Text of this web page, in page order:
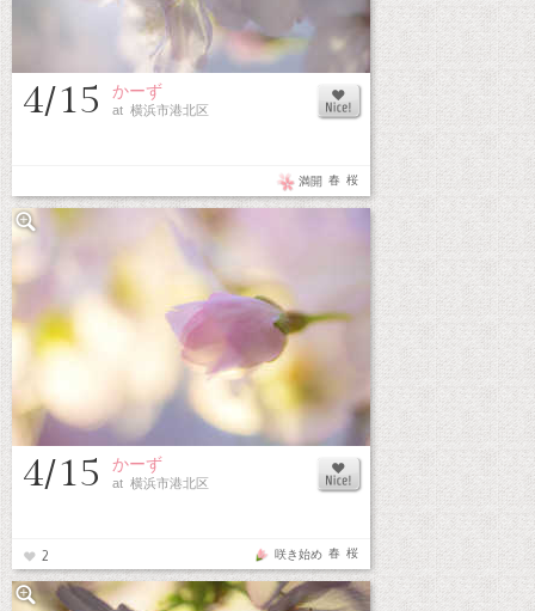
4/15 かーず
at 横浜市港北区
桜
春
満開
4/15 かーず
at 横浜市港北区
2 桜
春
咲き始め